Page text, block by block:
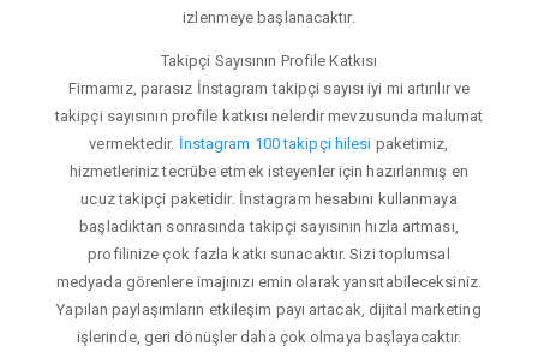
izlenmeye başlanacaktır.
Takipçi Sayısının Profile Katkısı
Firmamız, parasız İnstagram takipçi sayısı iyi mi artırılır ve
takipçi sayısının profile katkısı nelerdir mevzusunda malumat
vermektedir. İnstagram 100 takipçi hilesi paketimiz,
hizmetleriniz tecrübe etmek isteyenler için hazırlanmış en
ucuz takipçi paketidir. İnstagram hesabını kullanmaya
başladıktan sonrasında takipçi sayısının hızla artması,
profilinize çok fazla katkı sunacaktır. Sizi toplumsal
medyada görenlere imajınızı emin olarak yansıtabileceksiniz.
Yapılan paylaşımların etkileşim payı artacak, dijital marketing
işlerinde, geri dönüşler daha çok olmaya başlayacaktır.